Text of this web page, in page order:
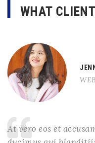
WHAT
At vero eos et